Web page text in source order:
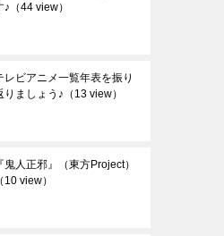
♪ （44 view）
レビアニメ一覧年表を振り
りましょう♪ （13 view）
『鬼人正邪』（東方Project）
（10 view）